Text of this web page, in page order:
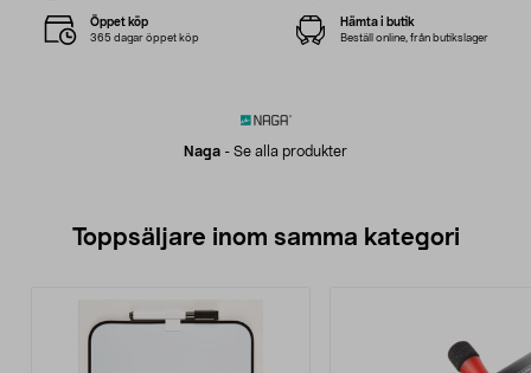
Naga - Se alla produkter
Öppet köp
365 dagar öppet köp
Hämta i butik
Beställ online, från butikslager
Toppsäljare inom samma kategori